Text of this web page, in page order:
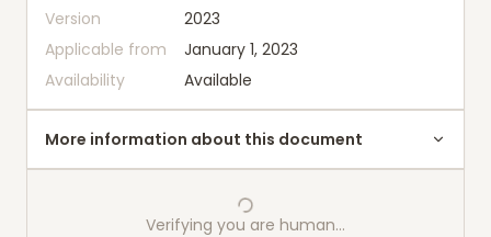
Version
2023
Applicable from
January 1, 2023
Availability
Available
More information about this document
Verifying you are human…